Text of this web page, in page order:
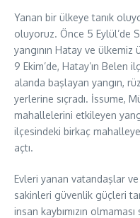
Yanan bir ülkeye tanık
oluyoruz. Önce 5 Eylül’de
yangının Hatay ve ülkemiz
9 Ekim’de, Hatay’ın Belen
alanda başlayan yangın,
yerlerine sıçradı. İssume,
mahallelerini etkileyen
ilçesindeki birkaç
açtı.
Evleri yanan vatandaşlar
sakinleri güvenlik güçleri
insan kaybımızın